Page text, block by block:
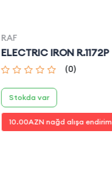
RAF
ELECTRIC IRON R.1172P
(0)
Stokda var
10.00AZN nağd alışa endirim